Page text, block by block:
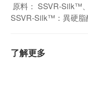
原料： SSVR-Silk™
SSVR-Silk™：異硬脂
了解更多